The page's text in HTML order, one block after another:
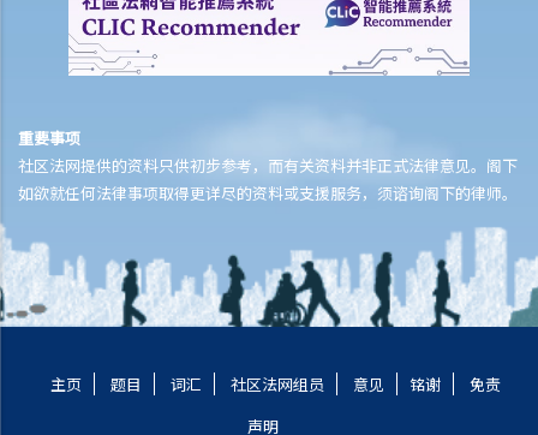
7. 买方否可申请廷迟缴交印花税？
8. 物业买卖合约是否应在土地注册处注册？费用是多少？
9. 处理物业交易的律师费是多少？有关费用是否按楼价之定额比例计
10. 临时卖买合约和正式卖买合约的条款有差异，情况会怎样？
11. 如果卖方/买方预期他会离开香港，因此无法签署正式买卖合约，他
违反买卖合约的后果
1. 如果合约一方有其他过失（例如卖方把单位厨房内的一个小窗口打
破），另外一方可否终止买卖合约或追讨赔偿？
1. 双方在签署正式买卖合约后但于交楼日之前，有一些新费用出现（例
如关于大厦的维修费），这些费用应由卖方或买方负担？
重要事项
社区法网提供的资料只供初步参考，而有关资料并非正式法律意见。阁下
如欲就任何法律事项取得更详尽的资料或支援服务，须谘询阁下的律师。
主页 题目 词汇 社区法网组员 意见 铭谢
免责
声明